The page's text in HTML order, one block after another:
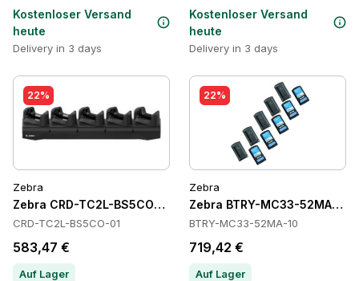
Kostenloser Versand
heute
Delivery in 3 days
Kostenloser Versand
heute
Delivery in 3 days
22%
Zebra
Zebra CRD-TC2L-BS5CO-01 Cradles
CRD-TC2L-BS5CO-01
583,47 €
Auf Lager
22%
Zebra
Zebra BTRY-MC33-52MA-10
BTRY-MC33-52MA-10
719,42 €
Auf Lager